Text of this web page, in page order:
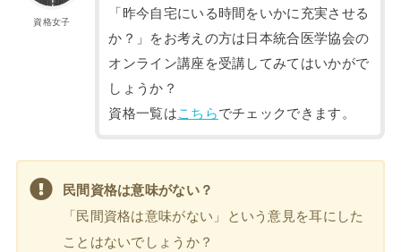
資格女子
「昨今自宅にいる時間をいかに充実させる
か？」をお考えの方は日本統合医学協会の
オンライン講座を受講してみてはいかがで
しょうか？
資格一覧はこちらでチェックできます。
民間資格は意味がない？
「民間資格は意味がない」という意見を耳にした
ことはないでしょうか？